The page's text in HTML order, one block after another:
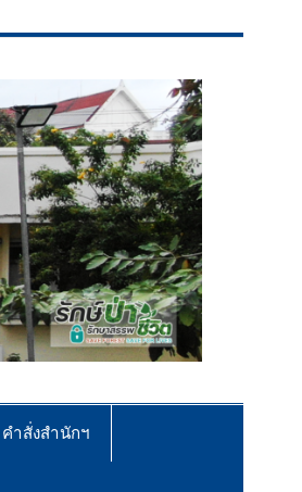
คำสั่งสำนักฯ